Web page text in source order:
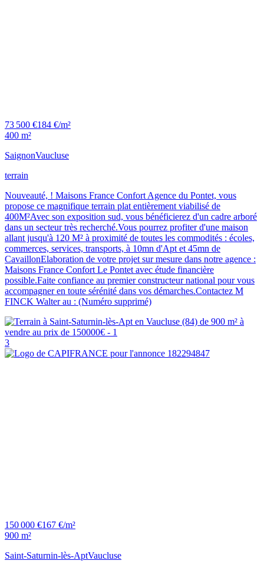
73 500 €184 €/m²
400 m²
SaignonVaucluse
terrain
Nouveauté, ! Maisons France Confort Agence du Pontet, vous
propose ce magnifique terrain plat entièrement viabilisé de
400M²Avec son exposition sud, vous bénéficierez d'un cadre arboré
dans un secteur très recherché.Vous pourrez profiter d'une maison
allant jusqu'à 120 M² à proximité de toutes les commodités : écoles,
commerces, services, transports, à 10mn d'Apt et 45mn de
CavaillonElaboration de votre projet sur mesure dans notre agence :
Maisons France Confort Le Pontet avec étude financière
possible.Faite confiance au premier constructeur national pour vous
accompagner en toute sérénité dans vos démarches.Contactez M
FINCK Walter au : (Numéro supprimé)
3
150 000 €167 €/m²
900 m²
Saint-Saturnin-lès-AptVaucluse